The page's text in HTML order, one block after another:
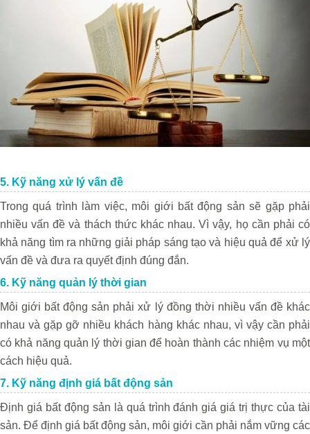
5. Kỹ năng xử lý vấn đề
Trong quá trình làm việc, môi giới bất động sản sẽ gặp phải
nhiều vấn đề và thách thức khác nhau. Vì vậy, họ cần phải có
khả năng tìm ra những giải pháp sáng tạo và hiệu quả để xử lý
vấn đề và đưa ra quyết định đúng đắn.
6. Kỹ năng quản lý thời gian
Môi giới bất động sản phải xử lý đồng thời nhiều vấn đề khác
nhau và gặp gỡ nhiều khách hàng khác nhau, vì vậy cần phải
có khả năng quản lý thời gian để hoàn thành các nhiệm vụ một
cách hiệu quả.
7. Kỹ năng định giá bất động sản
Định giá bất động sản là quá trình đánh giá giá trị thực của tài
sản. Để định giá bất động sản, môi giới cần phải nắm vững các